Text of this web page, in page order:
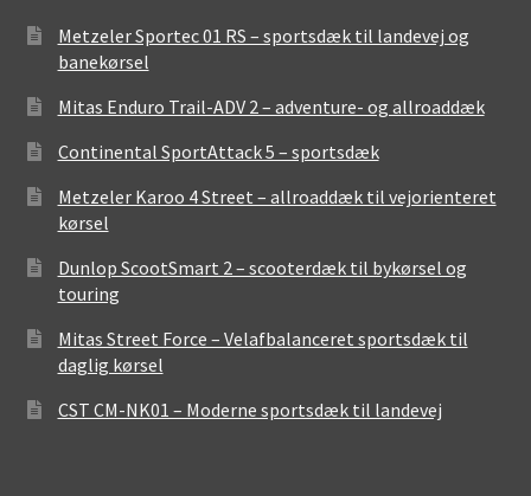
Metzeler Sportec 01 RS – sportsdæk til landevej og
banekørsel
Mitas Enduro Trail-ADV 2 – adventure- og allroaddæk
Continental SportAttack 5 – sportsdæk
Metzeler Karoo 4 Street – allroaddæk til vejorienteret
kørsel
Dunlop ScootSmart 2 – scooterdæk til bykørsel og
touring
Mitas Street Force – Velafbalanceret sportsdæk til
daglig kørsel
CST CM-NK01 – Moderne sportsdæk til landevej